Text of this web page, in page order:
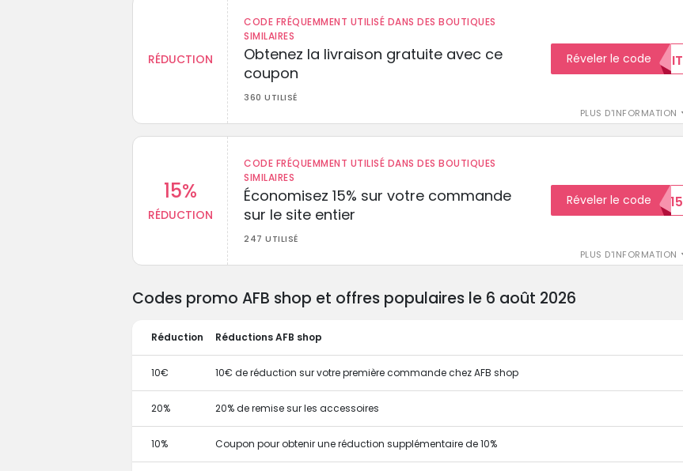
RÉDUCTION
CODE FRÉQUEMMENT UTILISÉ DANS DES BOUTIQUES
SIMILAIRES
Obtenez la livraison gratuite avec ce
coupon
360 UTILISÉ
PLUS D'INFORMATION
Réveler le codeGRATUIT
15%
RÉDUCTION
CODE FRÉQUEMMENT UTILISÉ DANS DES BOUTIQUES
SIMILAIRES
Économisez 15% sur votre commande
sur le site entier
247 UTILISÉ
PLUS D'INFORMATION
Réveler le codeECON15
Codes promo AFB shop et offres populaires le 6 août 2026
Réduction Réductions AFB shop
10€ 10€ de réduction sur votre première commande chez AFB shop
20% 20% de remise sur les accessoires
10% Coupon pour obtenir une réduction supplémentaire de 10%